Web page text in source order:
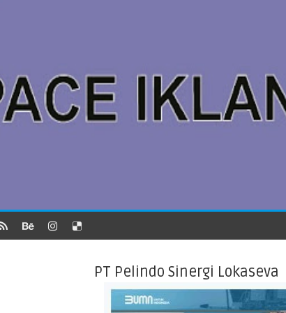
PT Pelindo Sinergi Lokaseva